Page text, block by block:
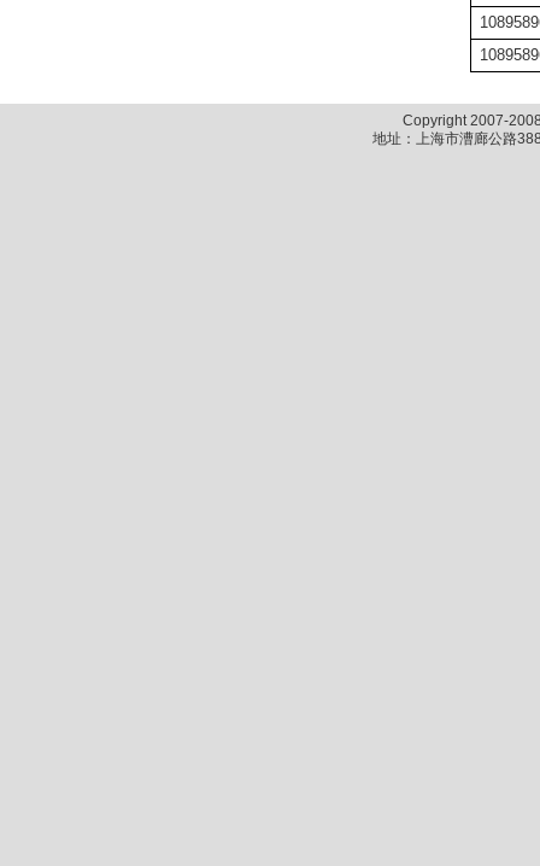
Copyright 2007-
地址：上海市漕廊公路